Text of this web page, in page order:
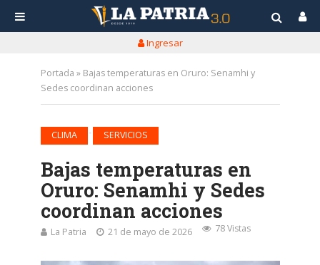
Ingresar
Portada » Bajas temperaturas en Oruro: Senamhi y
Sedes coordinan acciones
CLIMA SERVICIOS
Bajas temperaturas en
Oruro: Senamhi y Sedes
coordinan acciones
La Patria 21 de mayo de 2026 78 Vistas